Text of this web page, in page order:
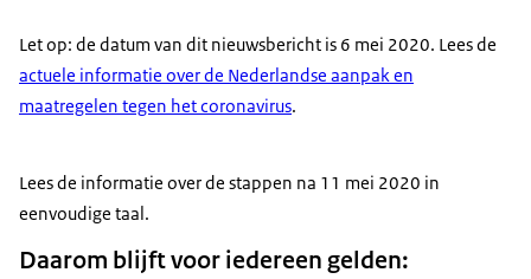
Let op: de datum van dit nieuwsbericht is 6 mei 2020. Lees de
actuele informatie over de Nederlandse aanpak en
maatregelen tegen het coronavirus.
Lees de informatie over de stappen na 11 mei 2020 in
eenvoudige taal.
Daarom blijft voor iedereen gelden: